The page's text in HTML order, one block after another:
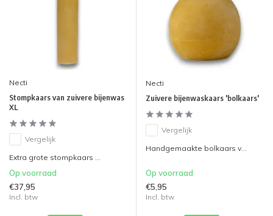
Necti
Stompkaars van zuivere bijenwas
XL
Vergelijk
Extra grote stompkaars ...
Op voorraad
€37,95
Incl. btw
Necti
Zuivere bijenwaskaars 'bolkaars'
Vergelijk
Handgemaakte bolkaars v...
Op voorraad
€5,95
Incl. btw